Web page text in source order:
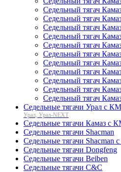
Седельный тягач
Седельный тягач
Седельный тягач
Седельный тягач
Седельный тягач
Cедельный тягач
Седельный тягач
Седельный тягач
Седельный тягач
Седельный тягач
Седельный тягач
Седельные тягачи Урал с
Урал, Урал-NEXT
Седельные тягачи Камаз с
Седельные тягачи Shacman
Седельные тягачи Shacman
Седельные тягачи Dongfeng
Седельные тягачи Beiben
Седельные тягачи C&C